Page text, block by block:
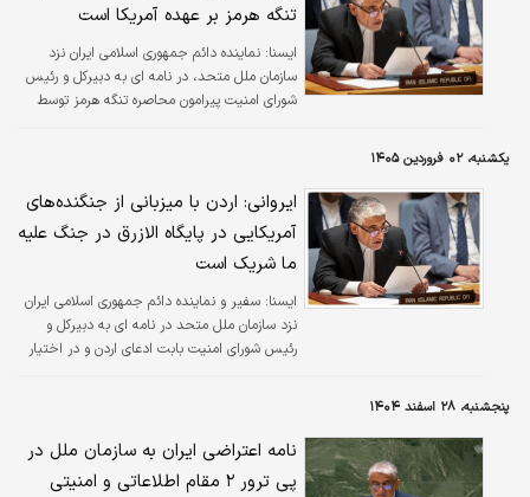
تنگه هرمز بر عهده آمریکا است
ایسنا: نماینده دائم جمهوری اسلامی ایران نزد
سازمان ملل متحد، در نامه ای به دبیرکل و رئیس
شورای امنیت پیرامون محاصره تنگه هرمز توسط
بین‌المللی، را بر عهده دارد.
یکشنبه، ۰۲ فروردین ۱۴۰۵
ایروانی: اردن با میزبانی از جنگنده‌های
آمریکایی در پایگاه الازرق در جنگ علیه
ما شریک است
ایسنا: سفیر و نماینده دائم جمهوری اسلامی ایران
نزد سازمان ملل متحد در نامه ای به دبیرکل و
رئیس شورای امنیت بابت ادعای اردن و در اختیار
نمایندگی اردن در سازمان ملل را رد کرد.
پنجشنبه، ۲۸ اسفند ۱۴۰۴
نامه اعتراضی ایران به سازمان ملل در
پی ترور ۲ مقام اطلاعاتی و امنیتی